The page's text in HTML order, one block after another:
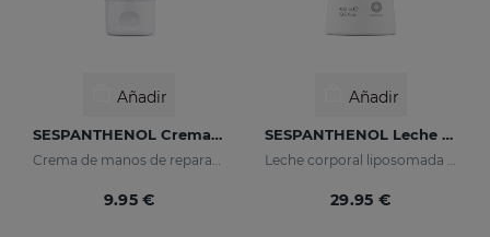
Añadir
SESPANTHENOL Crema De Manos
Crema de manos de reparación intensiva
9.95 €
Añadir
SESPANTHENOL Leche Corporal
Leche corporal liposomada que alivia el picor y el enrojecimiento de las irritaciones cutáneas
29.95 €